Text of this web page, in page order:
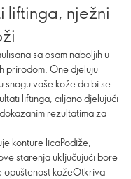
liftinga, nježni
sa osam naboljih u
prirodom. One djeluju
vaše kože da bi se
liftinga, ciljano djelujući
rezultatima za
konture licaPodiže,
starenja uključujući bore
opuštenost kožeOtkriva